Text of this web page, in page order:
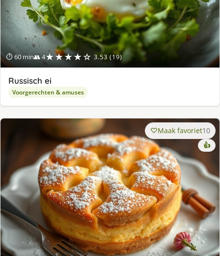
⏱ 60 min👥 4★★★★☆ 3.53 (19)
Russisch ei
Voorgerechten & amuses
Maak favoriet10
👍